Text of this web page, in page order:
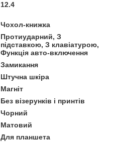
12.4
Чохол-книжка
Протиударний, З
підставкою, З клавіатурою,
Функція авто-включення
Замикання
Штучна шкіра
Магніт
Без візерунків і принтів
Чорний
Матовий
Для планшета